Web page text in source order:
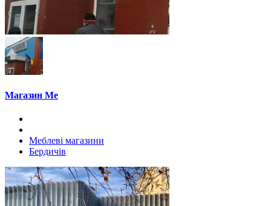
Магазин Ме
Меблеві магазини
Бердичів